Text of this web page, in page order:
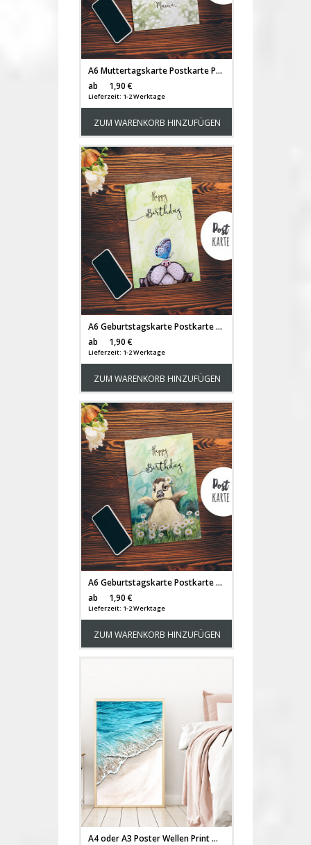
A6 Muttertagskarte Postkarte Print Bären Mama & Kind mit Pusteblumen & Spruch Danke Mama... pk187
ab
1,90 €
Lieferzeit: 1-2 Werktage
ZUM WARENKORB HINZUFÜGEN
A6 Geburtstagskarte Postkarte Print Katze & Schmetterling mit Spruch Happy Birthday pk189
ab
1,90 €
Lieferzeit: 1-2 Werktage
ZUM WARENKORB HINZUFÜGEN
A6 Geburtstagskarte Postkarte Geburtstag Print Ente mit Spruch Happy Birthday pk190
ab
1,90 €
Lieferzeit: 1-2 Werktage
ZUM WARENKORB HINZUFÜGEN
A4 oder A3 Poster Wellen Print Wandbild Strand Küste Plakat Meer Aquarell Kunstdruck p157